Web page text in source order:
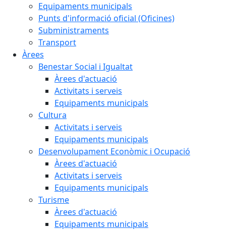
Equipaments municipals
Punts d'informació oficial (Oficines)
Subministraments
Transport
Àrees
Benestar Social i Igualtat
Àrees d'actuació
Activitats i serveis
Equipaments municipals
Cultura
Activitats i serveis
Equipaments municipals
Desenvolupament Econòmic i Ocupació
Àrees d'actuació
Activitats i serveis
Equipaments municipals
Turisme
Àrees d'actuació
Equipaments municipals